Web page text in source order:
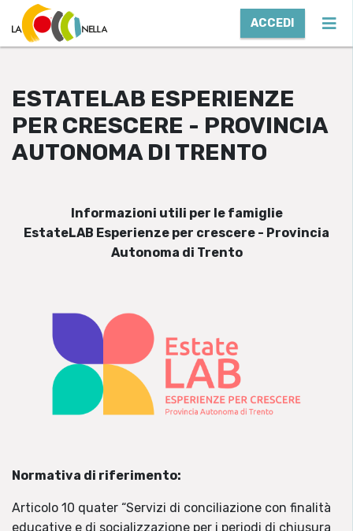
ACCEDI
ESTATELAB ESPERIENZE
PER CRESCERE - PROVINCIA
AUTONOMA DI TRENTO
Informazioni utili per le famiglie
EstateLAB Esperienze per crescere - Provincia
Autonoma di Trento
Normativa di riferimento:
Articolo 10 quater “Servizi di conciliazione con finalità
educative e di socializzazione per i periodi di chiusura